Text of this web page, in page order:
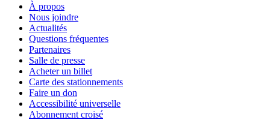
À propos
Nous joindre
Actualités
Questions fréquentes
Partenaires
Salle de presse
Acheter un billet
Carte des stationnements
Faire un don
Accessibilité universelle
Abonnement croisé